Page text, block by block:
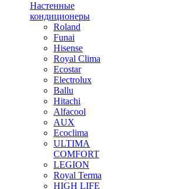
Настенные
кондиционеры
Roland
Funai
Hisense
Royal Clima
Ecostar
Electrolux
Ballu
Hitachi
Alfacool
AUX
Ecoclima
ULTIMA
COMFORT
LEGION
Royal Terma
HIGH LIFE